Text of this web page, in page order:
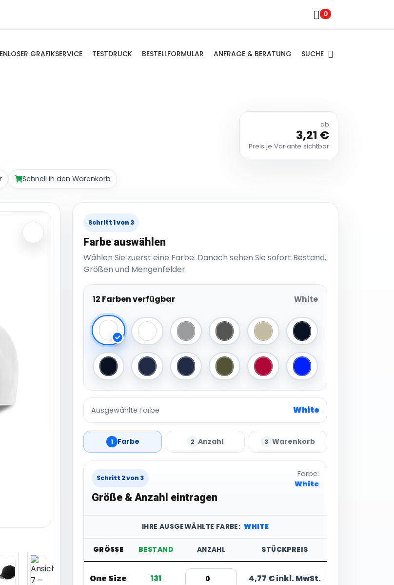
0
GRAFIKSERVICE TESTDRUCK BESTELLFORMULAR ANFRAGE & BERATUNG SUCHE
Schnell in den Warenkorb
ab
3,21 €
Preis je Variante sichtbar
Schritt 1 von 3
Farbe auswählen
Wählen Sie zuerst eine Farbe. Danach sehen Sie sofort Bestand,
Größen und Mengenfelder.
12 Farben verfügbar White
White white/navy Grey Dark Grey Khaki/Navy Black
Black/BlackNavy Navy/Navy Olive Red Royal
Ausgewählte Farbe White
1 Farbe 2 Anzahl 3 Warenkorb
Schritt 2 von 3
Größe & Anzahl eintragen
Farbe:
White
IHRE AUSGEWÄHLTE FARBE: WHITE
GRÖSSE BESTAND ANZAHL STÜCKPREIS
One Size 131 4,77 € inkl. MwSt.